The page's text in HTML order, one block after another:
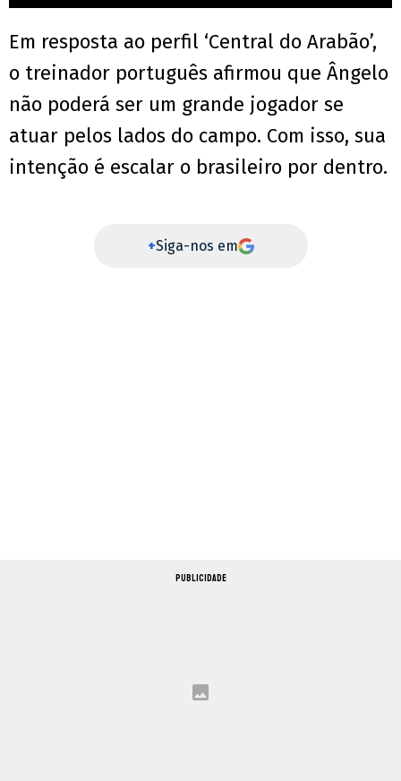
Em resposta ao perfil ‘Central do Arabão’,
o treinador português afirmou que Ângelo
não poderá ser um grande jogador se
atuar pelos lados do campo. Com isso, sua
intenção é escalar o brasileiro por dentro.
+Siga-nos em
PUBLICIDADE